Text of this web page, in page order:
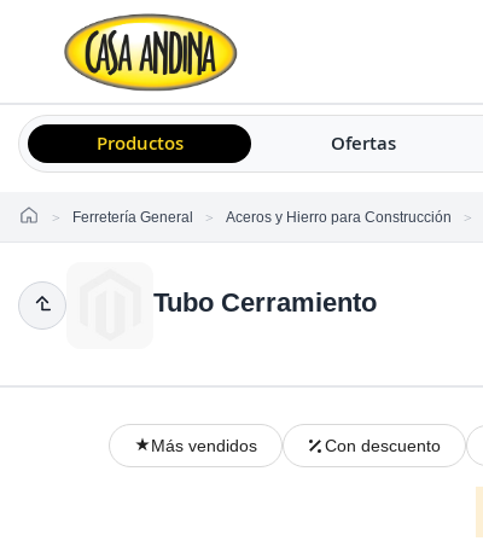
Productos Ofertas
HomeFerretería General Aceros y Hierro para Construcción
Tubo Cerramiento
Más vendidos Con descuento